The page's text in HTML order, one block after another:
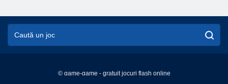
© game-game - gratuit jocuri flash online